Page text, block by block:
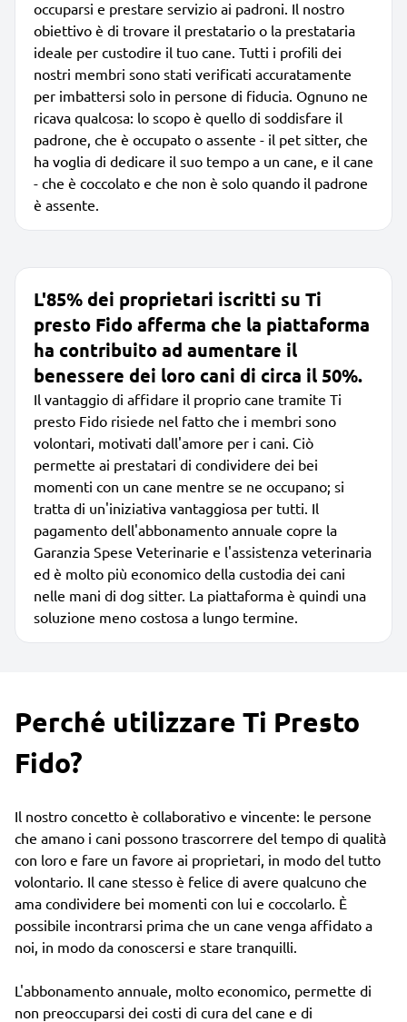
occuparsi e prestare servizio ai padroni. Il nostro
obiettivo è di trovare il prestatario o la prestataria
ideale per custodire il tuo cane. Tutti i profili dei
nostri membri sono stati verificati accuratamente
per imbattersi solo in persone di fiducia. Ognuno ne
ricava qualcosa: lo scopo è quello di soddisfare il
padrone, che è occupato o assente - il pet sitter, che
ha voglia di dedicare il suo tempo a un cane, e il cane
- che è coccolato e che non è solo quando il padrone
è assente.
L'85% dei proprietari iscritti su Ti
presto Fido afferma che la piattaforma
ha contribuito ad aumentare il
benessere dei loro cani di circa il 50%.
Il vantaggio di affidare il proprio cane tramite Ti
presto Fido risiede nel fatto che i membri sono
volontari, motivati dall'amore per i cani. Ciò
permette ai prestatari di condividere dei bei
momenti con un cane mentre se ne occupano; si
tratta di un'iniziativa vantaggiosa per tutti. Il
pagamento dell'abbonamento annuale copre la
Garanzia Spese Veterinarie e l'assistenza veterinaria
ed è molto più economico della custodia dei cani
nelle mani di dog sitter. La piattaforma è quindi una
soluzione meno costosa a lungo termine.
Perché utilizzare Ti Presto
Fido?
Il nostro concetto è collaborativo e vincente: le persone
che amano i cani possono trascorrere del tempo di qualità
con loro e fare un favore ai proprietari, in modo del tutto
volontario. Il cane stesso è felice di avere qualcuno che
ama condividere bei momenti con lui e coccolarlo. È
possibile incontrarsi prima che un cane venga affidato a
noi, in modo da conoscersi e stare tranquilli.
L'abbonamento annuale, molto economico, permette di
non preoccuparsi dei costi di cura del cane e di